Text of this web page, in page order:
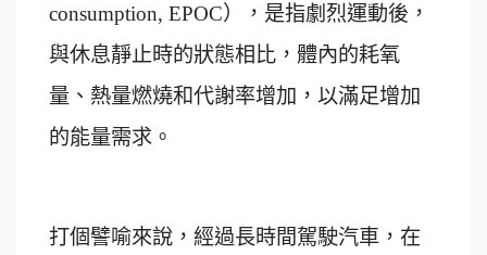
consumption, EPOC），是指劇烈運動後，
與休息靜止時的狀態相比，體內的耗氧
量、熱量燃燒和代謝率增加，以滿足增加
的能量需求。
打個譬喻來說，經過長時間駕駛汽車，在